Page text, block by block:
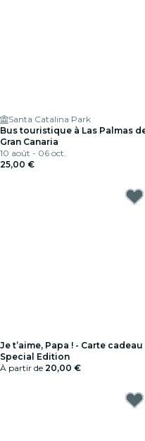
Santa Catalina Park
Bus touristique à Las Palmas
Gran Canaria
10 août - 06 oct.
25,00 €
Je t’aime, Papa ! - Carte cadeau
Special Edition
À partir de 20,00 €